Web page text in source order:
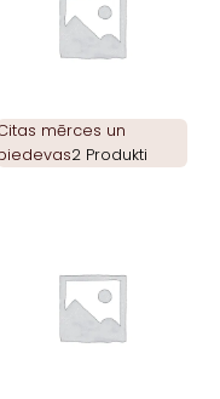
mērces un
2 Produkti